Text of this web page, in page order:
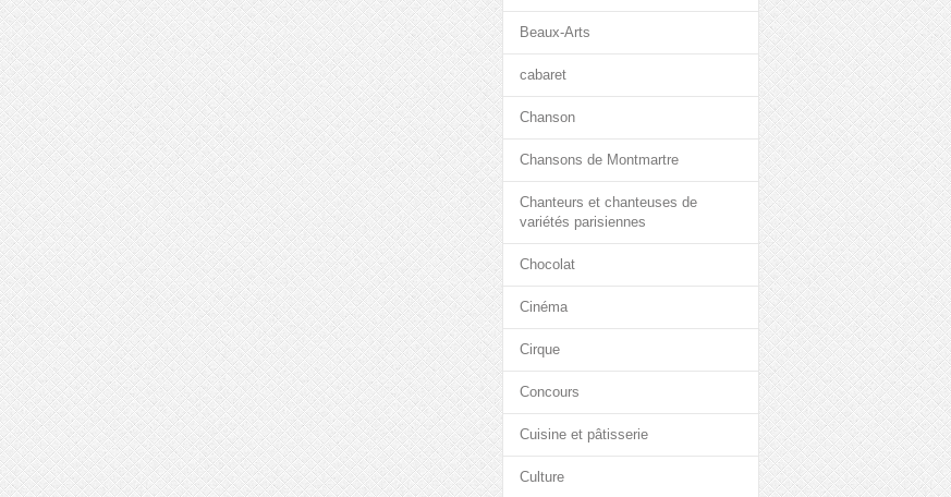
Beaux-Arts
cabaret
Chanson
Chansons de Montmartre
Chanteurs et chanteuses de
variétés parisiennes
Chocolat
Cinéma
Cirque
Concours
Cuisine et pâtisserie
Culture